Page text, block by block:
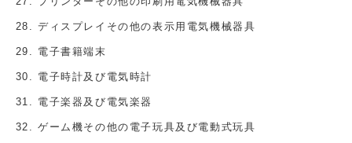
ディスプレイその他の表示用電気機械器具
電子書籍端末
電子時計及び電気時計
電子楽器及び電気楽器
ゲーム機その他の電子玩具及び電動式玩具